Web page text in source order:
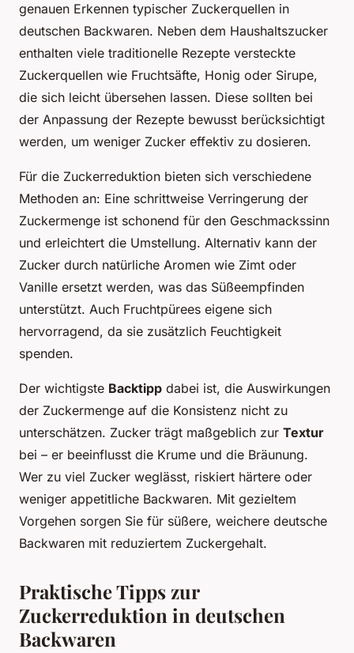
genauen Erkennen typischer Zuckerquellen in
deutschen Backwaren. Neben dem Haushaltszucker
enthalten viele traditionelle Rezepte versteckte
Zuckerquellen wie Fruchtsäfte, Honig oder Sirupe,
die sich leicht übersehen lassen. Diese sollten bei
der Anpassung der Rezepte bewusst berücksichtigt
werden, um weniger Zucker effektiv zu dosieren.
Für die Zuckerreduktion bieten sich verschiedene
Methoden an: Eine schrittweise Verringerung der
Zuckermenge ist schonend für den Geschmackssinn
und erleichtert die Umstellung. Alternativ kann der
Zucker durch natürliche Aromen wie Zimt oder
Vanille ersetzt werden, was das Süßeempfinden
unterstützt. Auch Fruchtpürees eigene sich
hervorragend, da sie zusätzlich Feuchtigkeit
spenden.
Der wichtigste Backtipp dabei ist, die Auswirkungen
der Zuckermenge auf die Konsistenz nicht zu
unterschätzen. Zucker trägt maßgeblich zur Textur
bei – er beeinflusst die Krume und die Bräunung.
Wer zu viel Zucker weglässt, riskiert härtere oder
weniger appetitliche Backwaren. Mit gezieltem
Vorgehen sorgen Sie für süßere, weichere deutsche
Backwaren mit reduziertem Zuckergehalt.
Praktische Tipps zur
Zuckerreduktion in deutschen
Backwaren